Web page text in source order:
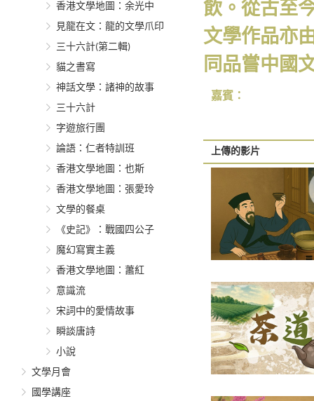
香港文學地圖：余光中
見龍在文：龍的文學爪印
三十六計(第二輯)
貓之書寫
神話文學：諸神的故事
三十六計
字遊旅行團
論語：仁者特訓班
香港文學地圖：也斯
香港文學地圖：張愛玲
文學的餐桌
《史記》：戰國四公子
魔幻寫實主義
香港文學地圖：蕭紅
意識流
宋詞中的愛情故事
瞬談唐詩
小說
文學月會
國學講座
飲。從古至
文學作品亦
同品嘗中國
嘉賓：
上傳的影片